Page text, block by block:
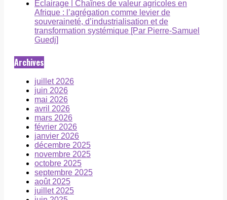
Éclairage | Chaînes de valeur agricoles en
Afrique : l’agrégation comme levier de
souveraineté, d’industrialisation et de
transformation systémique [Par Pierre-Samuel
Guedj]
Archives
juillet 2026
juin 2026
mai 2026
avril 2026
mars 2026
février 2026
janvier 2026
décembre 2025
novembre 2025
octobre 2025
septembre 2025
août 2025
juillet 2025